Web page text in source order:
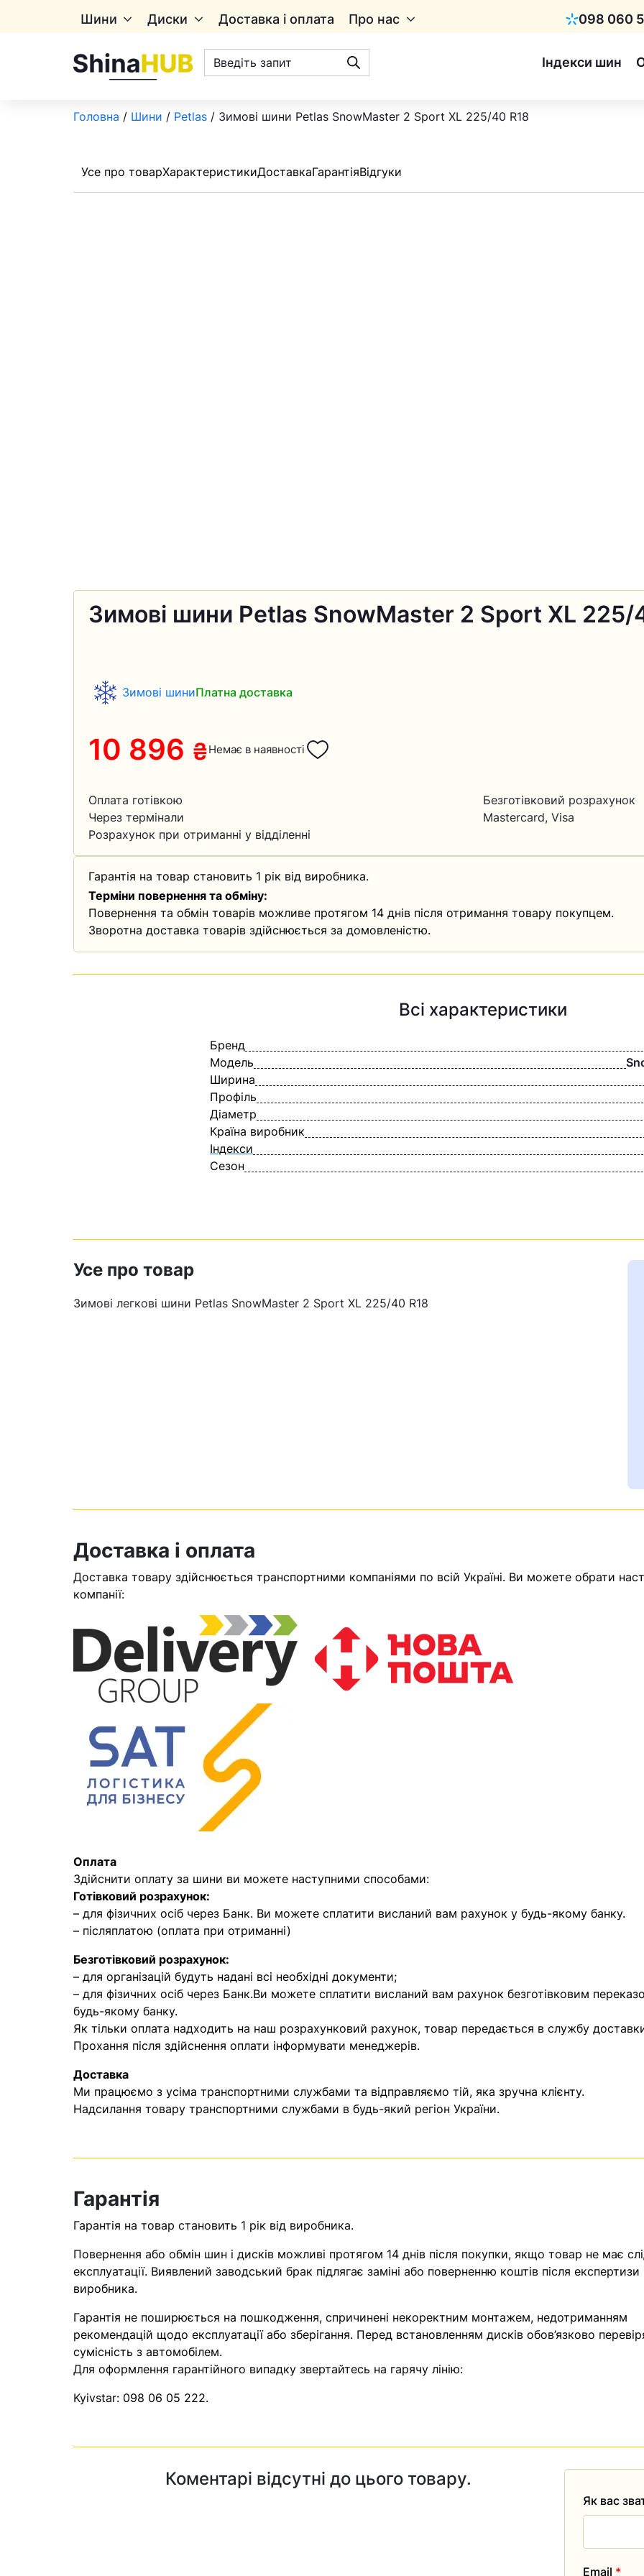
Шини Диски Доставка і оплата Про нас 098 060
Київстар
Пошук
товарів
Індекси шин
У кошику немає товарів.
Оператор зв’яжеться з
найближчим часом
Головна / Шини / Petlas / Зимові шини Petlas SnowMaster 2 Sport XL 225/40 R18
Усе про товарХарактеристикиДоставкаГарантіяВідгуки
Зимові шини Petlas SnowMaster 2 Sport XL 225/
Зимові шиниПлатна доставка
10 896 ₴Немає в наявності
Оплата готівкою
Безготівковий розрахунок
Через термінали
Mastercard, Visa
Розрахунок при отриманні у відділенні
Гарантія на товар становить 1 рік від виробника.
Терміни повернення та обміну:
Повернення та обмін товарів можливе протягом 14 днів після отримання товару покупцем.
Зворотна доставка товарів здійснюється за домовленістю.
Всі характеристики
Бренд
Модель
Ширина
Профіль
Діаметр
Країна виробник
Індекси
Сезон
Усе про товар
Зимові легкові шини Petlas SnowMaster 2 Sport XL 225/40 R18
Доставка і оплата
Доставка товару здійснюється транспортними компаніями по всій Україні. Ви можете обрати
компанії:
Оплата
Здійснити оплату за шини ви можете наступними способами:
Готівковий розрахунок:
– для фізичних осіб через Банк. Ви можете сплатити висланий вам рахунок у будь-якому банку.
– післяплатою (оплата при отриманні)
Безготівковий розрахунок:
– для організацій будуть надані всі необхідні документи;
– для фізичних осіб через Банк.Ви можете сплатити висланий вам рахунок безготівковим
будь-якому банку.
Як тільки оплата надходить на наш розрахунковий рахунок, товар передається в службу
Прохання після здійснення оплати інформувати менеджерів.
Доставка
Ми працюємо з усіма транспортними службами та відправляємо тій, яка зручна клієнту.
Надсилання товару транспортними службами в будь-який регіон України.
Гарантія
Гарантія на товар становить 1 рік від виробника.
Повернення або обмін шин і дисків можливі протягом 14 днів після покупки, якщо товар не має
експлуатації. Виявлений заводський брак підлягає заміні або поверненню коштів після експертизи
виробника.
Гарантія не поширюється на пошкодження, спричинені некоректним монтажем, недотриманням
рекомендацій щодо експлуатації або зберігання. Перед встановленням дисків обов’язково
сумісність з автомобілем.
Для оформлення гарантійного випадку звертайтесь на гарячу лінію:
Kyivstar: 098 06 05 222.
Коментарі відсутні до цього товару.
Як вас
Email *